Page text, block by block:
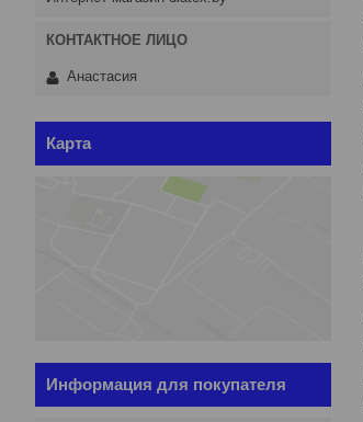
Анастасия
Карта
Информация для покупателя